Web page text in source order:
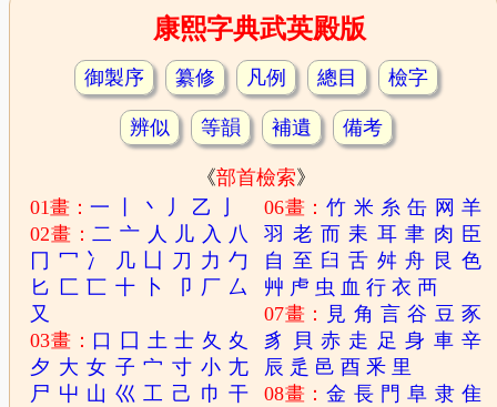
康熙字典武英殿版
御製序 纂修 凡例 總目 檢字
辨似 等韻 補遺 備考
《部首檢索》
01畫：一 丶 丿 乙
02畫：二 亠 人 儿 入 八
冂 冖 冫 几 凵 刀 力 勹
匕 匚 匸 十 卜 卩 厂 厶
又
03畫： 口 囗 土 士 夂 夊
夕 大 女 子 宀 寸 小 尢
尸 屮 山 巛 工 己 巾 干
06畫：竹 米 糸 缶 网 羊
羽 老 而 耒 耳 聿 肉 臣
自 至 臼 舌 舛 舟 艮 色
艸 虍 虫 血 行 衣 襾
07畫： 見 角 言 谷 豆 豕
豸
貝 赤 走 足 身 車 辛
辰 辵 邑 酉 釆 里
08畫：金 長 門 阜 隶 隹